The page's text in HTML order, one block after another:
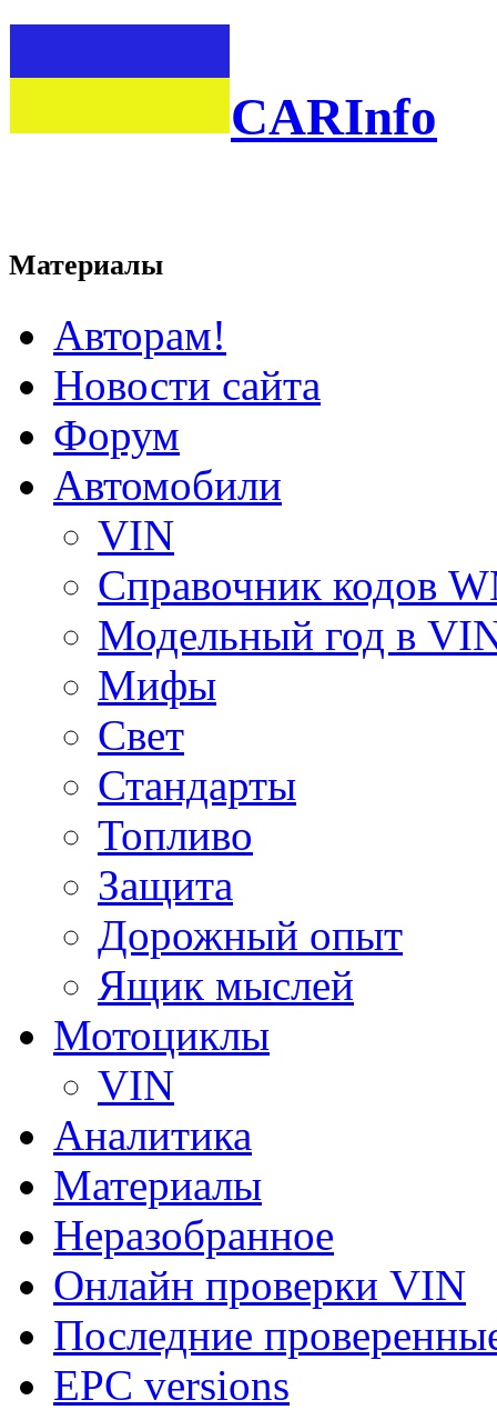
CARInfo
Материалы
Авторам!
Новости сайта
Форум
Автомобили
VIN
Справочник кодов
Модельный год в
Мифы
Свет
Стандарты
Топливо
Защита
Дорожный опыт
Ящик мыслей
Мотоциклы
VIN
Аналитика
Материалы
Неразобранное
Онлайн проверки VIN
Последние
EPC versions